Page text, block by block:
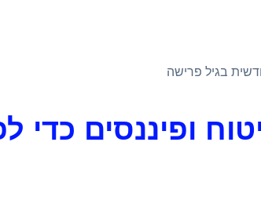
בגיל פרישה
ופיננסים